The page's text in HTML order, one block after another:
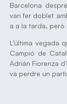
Barcelona
van fer doblet
a a la tarda,
L’última vegada
Campió de
Adrián Fiorenza
va perdre un